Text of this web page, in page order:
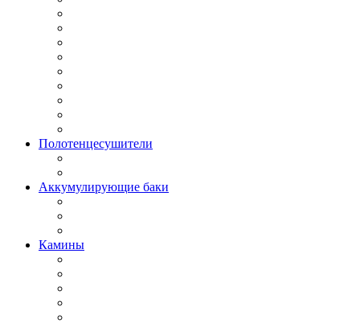
Полотенцесушители
Аккумулирующие баки
Камины